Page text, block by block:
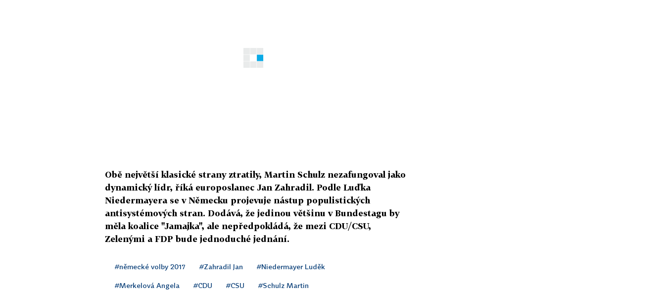
Obě největší klasické strany ztratily, Martin Schulz nezafungoval jako
dynamický lídr, říká europoslanec Jan Zahradil. Podle Luďka
Niedermayera se v Německu projevuje nástup populistických
antisystémových stran. Dodává, že jedinou většinu v Bundestagu by
měla koalice "Jamajka", ale nepředpokládá, že mezi CDU/CSU,
Zelenými a FDP bude jednoduché jednání.
#německé volby 2017 #Zahradil Jan #Niedermayer Luděk
#Merkelová Angela #CDU #CSU #Schulz Martin